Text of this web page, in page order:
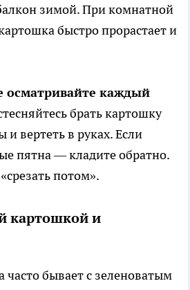
зимой. При комнатной
быстро прорастает и
осматривайте каждый
брать картошку
и вертеть в руках. Если
пятна — кладите обратно.
потом».
картошкой и
бывает с зеленоватым